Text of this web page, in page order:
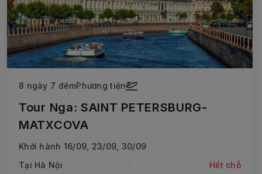
8 ngày 7 đêmPhương tiện
Tour Nga: SAINT PETERSBURG-
MATXCOVA
Khởi hành 16/09, 23/09, 30/09
Tại Hà Nội
Hết chỗ